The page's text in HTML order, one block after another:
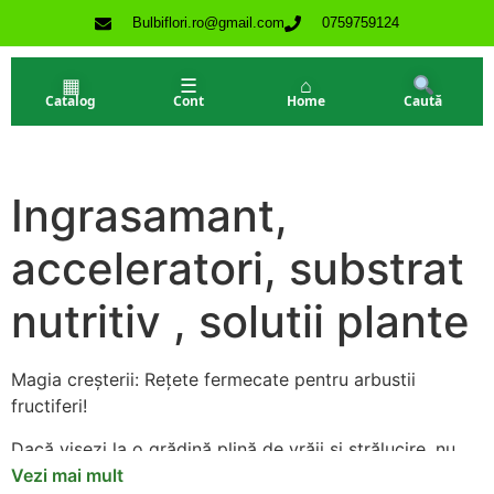
Bulbiflori.ro@gmail.com 0759759124
▦
Catalog
☰
Cont
⌂
Home Caută
Ingrasamant,
acceleratori, substrat
nutritiv , solutii plante
Magia creșterii: Rețete fermecate pentru arbustii
fructiferi!
Dacă visezi la o grădină plină de vrăji și strălucire, nu
trebuie să cauți mai departe! Îți prezentăm secretele
Vezi mai mult